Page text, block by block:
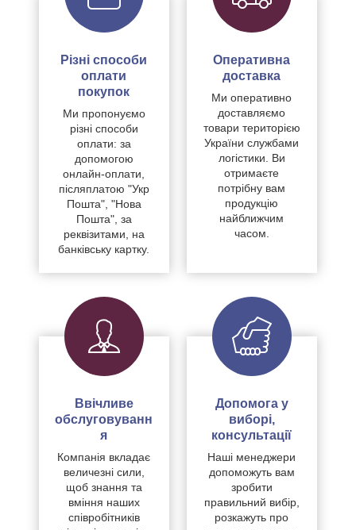
Різні способи
оплати
покупок
Ми пропонуємо
різні способи
оплати: за
допомогою
онлайн-оплати,
післяплатою "Укр
Пошта", "Нова
Пошта", за
реквізитами, на
банківську картку.
Оперативна
доставка
Ми оперативно
доставляємо
товари територією
України службами
логістики. Ви
отримаєте
потрібну вам
продукцію
найближчим
часом.
Ввічливе
обслуговуванн
я
Компанія вкладає
величезні сили,
щоб знання та
вміння наших
співробітників
Допомога у
виборі,
консультації
Наші менеджери
допоможуть вам
зробити
правильний вибір,
розкажуть про